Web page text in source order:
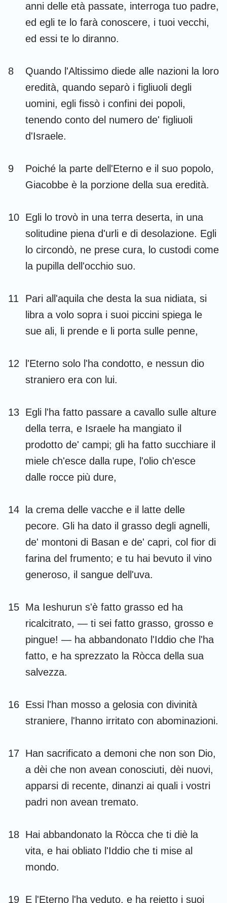
anni delle età passate, interroga tuo padre,
ed egli te lo farà conoscere, i tuoi vecchi,
ed essi te lo diranno.
8
Quando l'Altissimo diede alle nazioni la loro
eredità, quando separò i figliuoli degli
uomini, egli fissò i confini dei popoli,
tenendo conto del numero de' figliuoli
d'Israele.
9
Poiché la parte dell'Eterno e il suo popolo,
Giacobbe è la porzione della sua eredità.
10 Egli lo trovò in una terra deserta, in una
solitudine piena d'urli e di desolazione. Egli
lo circondò, ne prese cura, lo custodi come
la pupilla dell'occhio suo.
11
Pari all'aquila che desta la sua nidiata, si
libra a volo sopra i suoi piccini spiega le
sue ali, li prende e li porta sulle penne,
12
l'Eterno solo l'ha condotto, e nessun dio
straniero era con lui.
13 Egli l'ha fatto passare a cavallo sulle alture
della terra, e Israele ha mangiato il
prodotto de' campi; gli ha fatto succhiare il
miele ch'esce dalla rupe, l'olio ch'esce
dalle rocce più dure,
14 la crema delle vacche e il latte delle
pecore. Gli ha dato il grasso degli agnelli,
de' montoni di Basan e de' capri, col fior di
farina del frumento; e tu hai bevuto il vino
generoso, il sangue dell'uva.
15 Ma Ieshurun s'è fatto grasso ed ha
ricalcitrato, — ti sei fatto grasso, grosso e
pingue! — ha abbandonato l'Iddio che l'ha
fatto, e ha sprezzato la Ròcca della sua
salvezza.
16 Essi l'han mosso a gelosia con divinità
straniere, l'hanno irritato con abominazioni.
17 Han sacrificato a demoni che non son Dio,
a dèi che non avean conosciuti, dèi nuovi,
apparsi di recente, dinanzi ai quali i vostri
padri non avean tremato.
18 Hai abbandonato la Ròcca che ti diè la
vita, e hai obliato l'Iddio che ti mise al
mondo.
19 E l'Eterno l'ha veduto, e ha reietto i suoi